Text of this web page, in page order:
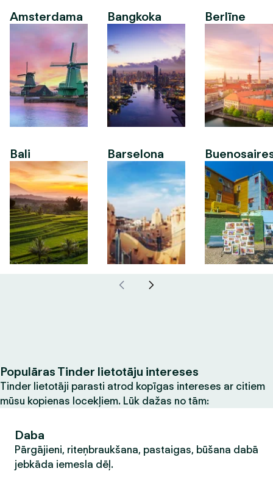
Amsterdama
Bali
Bangkoka
Barselona
Berlīne
Populāras Tinder lietotāju intereses
Tinder lietotāji parasti atrod kopīgas intereses ar citiem
mūsu kopienas locekļiem. Lūk dažas no tām:
Daba
Pārgājieni, riteņbraukšana, pastaigas, būšana dabā
jebkāda iemesla dēļ.